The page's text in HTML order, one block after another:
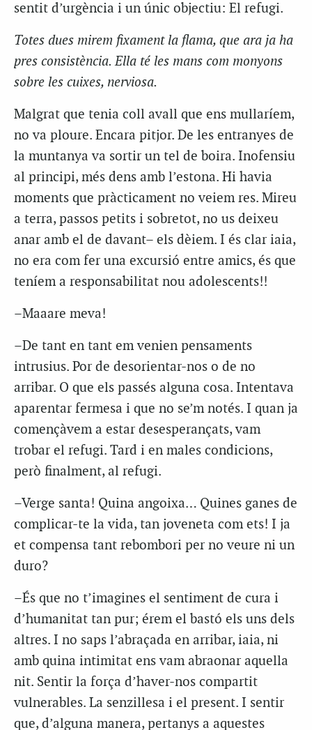
sentit d’urgència i un únic objectiu: El refugi.
Totes dues mirem fixament la flama, que ara ja ha
pres consistència. Ella té les mans com monyons
sobre les cuixes, nerviosa.
Malgrat que tenia coll avall que ens mullaríem,
no va ploure. Encara pitjor. De les entranyes de
la muntanya va sortir un tel de boira. Inofensiu
al principi, més dens amb l’estona. Hi havia
moments que pràcticament no veiem res. Mireu
a terra, passos petits i sobretot, no us deixeu
anar amb el de davant– els dèiem. I és clar iaia,
no era com fer una excursió entre amics, és que
teníem a responsabilitat nou adolescents!!
–Maaare meva!
–De tant en tant em venien pensaments
intrusius. Por de desorientar-nos o de no
arribar. O que els passés alguna cosa. Intentava
aparentar fermesa i que no se’m notés. I quan ja
començàvem a estar desesperançats, vam
trobar el refugi. Tard i en males condicions,
però finalment, al refugi.
–Verge santa! Quina angoixa… Quines ganes de
complicar-te la vida, tan joveneta com ets! I ja
et compensa tant rebombori per no veure ni un
duro?
–És que no t’imagines el sentiment de cura i
d’humanitat tan pur; érem el bastó els uns dels
altres. I no saps l’abraçada en arribar, iaia, ni
amb quina intimitat ens vam abraonar aquella
nit. Sentir la força d’haver-nos compartit
vulnerables. La senzillesa i el present. I sentir
que, d’alguna manera, pertanys a aquestes